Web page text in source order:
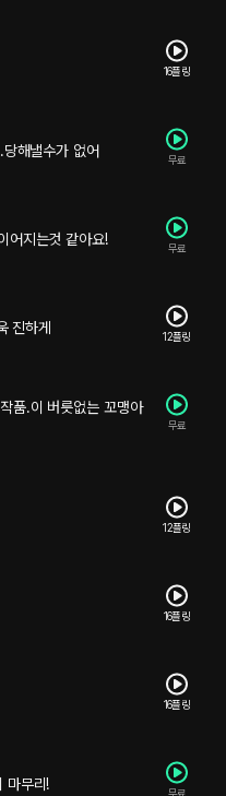
16플링
해낼수가 없어 무료
어지는것 같아요! 무료
진하게 12플링
품.이 버릇없는 꼬맹아
무료
12플링
16플링
16플링
마무리! 무료